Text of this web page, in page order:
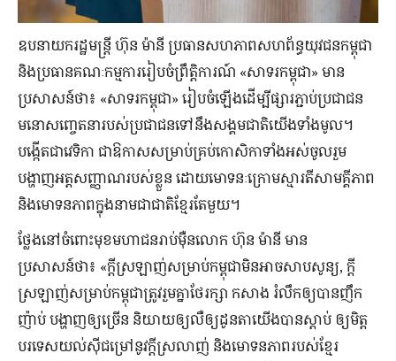
ឧបនាយករដ្ឋមន្ត្រី ហ៊ុន ម៉ានី ប្រធានសហភាពសហព័ន្ធយុវជនកម្ពុជា
និងប្រធានគណៈកម្មការរៀបចំព្រឹត្តិការណ៍ «សាទរកម្ពុជា» មាន
ប្រសាសន៍ថា៖ «សាទរកម្ពុជា» រៀបចំឡើងដើម្បីផ្សារភ្ជាប់ប្រជាជន
មនោសញ្ចេតនារបស់ប្រជាជនទៅនឹងសង្គមជាតិយើងទាំងមូល។
បង្កើតជាវេទិកា ជាឱកាសសម្រាប់គ្រប់កោសិកាទាំងអស់ចូលរួម
បង្ហាញអត្តសញ្ញាណរបស់ខ្លួន ដោយមោទនៈក្រោមស្មារតីសាមគ្គីភាព
និងមោទនភាពក្នុងនាមជាជាតិខ្មែរតែមួយ។
ថ្លែងនៅចំពោះមុខមហាជនរាប់ម៉ឺនលោក ហ៊ុន ម៉ានី មាន
ប្រសាសន៍ថា៖ «ក្តីស្រឡាញ់សម្រាប់កម្ពុជាមិនអាចសាបសូន្យ, ក្តី
ស្រឡាញ់សម្រាប់កម្ពុជាត្រូវរួមគ្នាថែរក្សា កសាង រំលឹកឲ្យបានញឹក
ញ៉ាប់ បង្ហាញឲ្យច្រើន និយាយឲ្យលឺឲ្យដូនតាយើងបានស្តាប់ ឲ្យមិត្ត
បរទេសយល់ស៊ីជម្រៅនូវក្តីស្រលាញ់ និងមោទនភាពរបស់ខ្មែរ